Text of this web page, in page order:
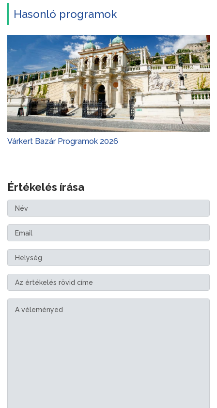
Hasonló programok
Várkert Bazár Programok 2026
Értékelés írása